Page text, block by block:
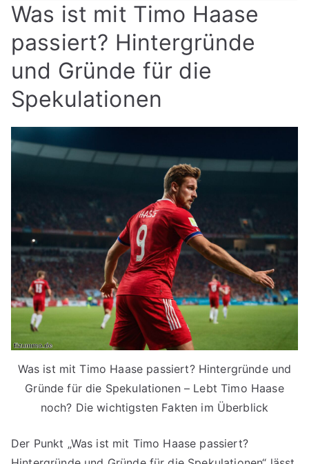
Was ist mit Timo Haase
passiert? Hintergründe
und Gründe für die
Spekulationen
Was ist mit Timo Haase passiert? Hintergründe und
Gründe für die Spekulationen – Lebt Timo Haase
noch? Die wichtigsten Fakten im Überblick
Der Punkt „Was ist mit Timo Haase passiert?